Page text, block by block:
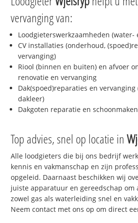
vervanging van:
Loodgieterswerkzaamheden (water-
CV installaties (onderhoud,
vervanging)
Riool (binnen en buiten) en afvoer
renovatie en vervanging
Dak(spoed)reparaties en
dakleer)
Dakgoten reparatie en schoonmaken
Top advies, snel op locatie in
Alle loodgieters die bij ons bedrijf
kennis en vakmanschap en zijn
opgeleid. Daarnaast beschikken wij
juiste apparatuur en gereedschap om
zowel gas als waterleiding snel en
Neem contact met ons op om direct